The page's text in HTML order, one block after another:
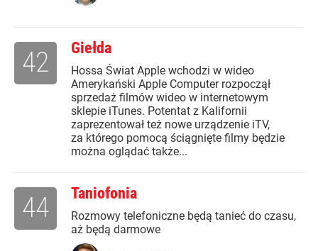
Giełda
Hossa Świat Apple wchodzi w wideo
Amerykański Apple Computer rozpoczął
sprzedaż filmów wideo w internetowym
sklepie iTunes. Potentat z Kalifornii
zaprezentował też nowe urządzenie iTV,
za którego pomocą ściągnięte filmy będzie
można oglądać także...
42
Taniofonia
Rozmowy telefoniczne będą tanieć do czasu,
aż będą darmowe
44